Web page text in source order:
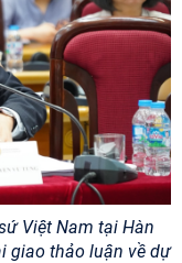
Việt Nam tại Hàn
giao thảo luận về dự